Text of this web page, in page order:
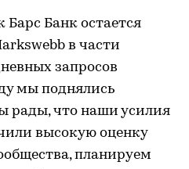
Барс Банк остается
в части
запросов
мы поднялись
рады, что наши усилия
высокую оценку
планируем